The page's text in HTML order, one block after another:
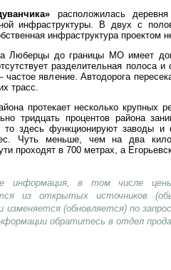
расположилась
инфраструктуры. В двух с
инфраструктура проектом
Люберцы до границы МО имеет
разделительная полоса
частое явление. Автодорога
трасс.
протекает несколько
тридцать процентов района
то здесь функционируют заводы
Чуть меньше, чем на два
проходят в 700 метрах, а
информация, в том числе
из открытых источников
изменяется (обновляется) по
обратитесь в отдел